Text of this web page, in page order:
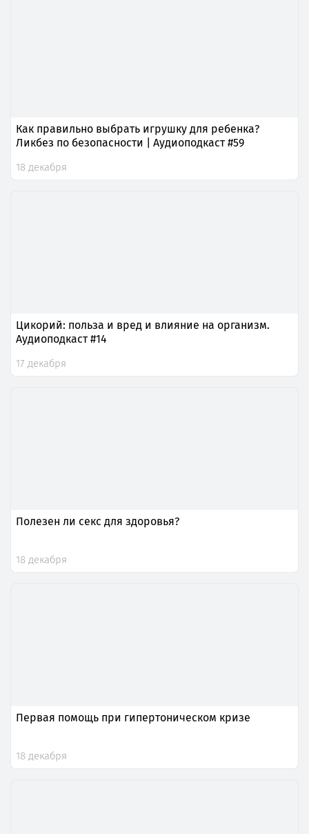
Как правильно выбрать игрушку для ребенка?
Ликбез по безопасности | Аудиоподкаст #59
18 декабря
Цикорий: польза и вред и влияние на организм.
Аудиоподкаст #14
17 декабря
Полезен ли секс для здоровья?
18 декабря
Первая помощь при гипертоническом кризе
18 декабря